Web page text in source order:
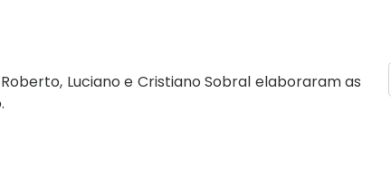
Luciano e Cristiano Sobral elaboraram as